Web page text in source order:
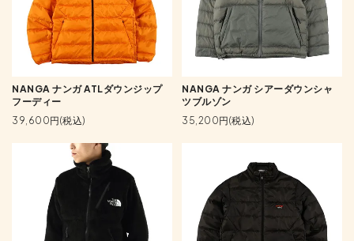
NANGA ナンガ ATLダウンジップ
フーディー
39,600円(税込)
NANGA ナンガ シアーダウンシャ
ツブルゾン
35,200円(税込)